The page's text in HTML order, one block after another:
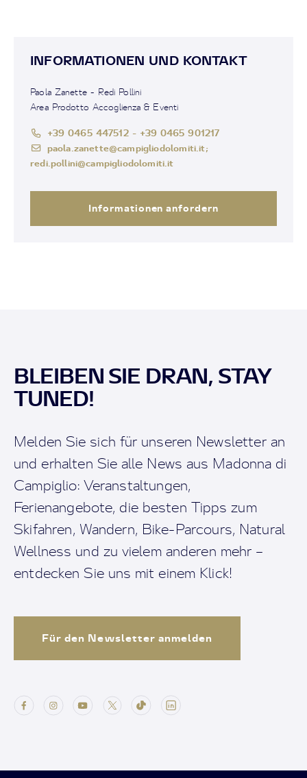
INFORMATIONEN UND KONTAKT
Paola Zanette - Redi Pollini
Area Prodotto Accoglienza & Eventi
+39 0465 447512 - +39 0465 901217
paola.zanette@campigliodolomiti.it;
redi.pollini@campigliodolomiti.it
Informationen anfordern
BLEIBEN SIE DRAN, STAY
TUNED!
Melden Sie sich für unseren Newsletter an
und erhalten Sie alle News aus Madonna di
Campiglio: Veranstaltungen,
Ferienangebote, die besten Tipps zum
Skifahren, Wandern, Bike-Parcours, Natural
Wellness und zu vielem anderen mehr –
entdecken Sie uns mit einem Klick!
Für den Newsletter anmelden